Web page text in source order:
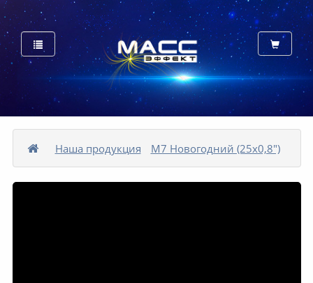
Наша продукция М7 Новогодний (25х0,8")